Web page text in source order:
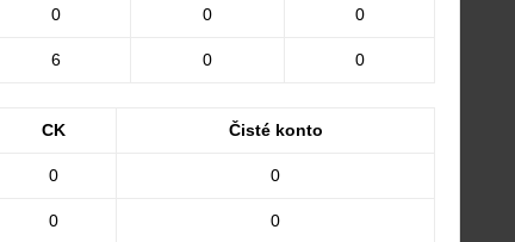
0 0 0
6 0 0
CK Čisté konto
0 0
0 0